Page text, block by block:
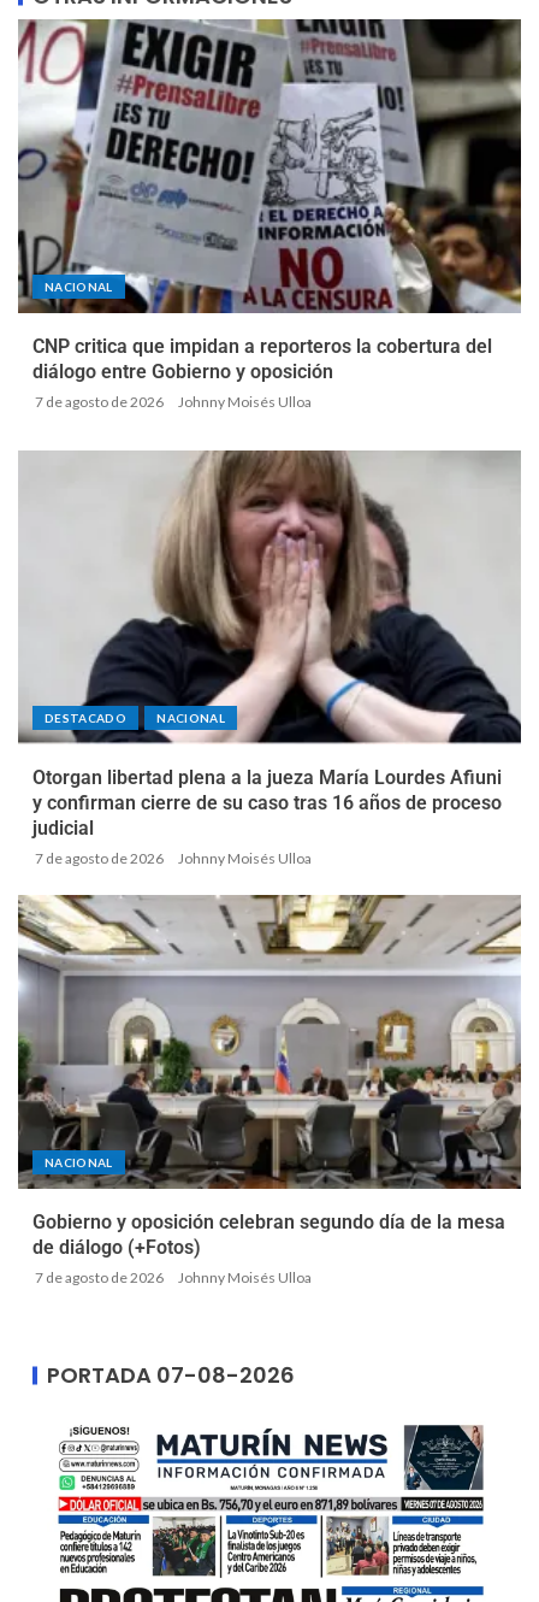
NACIONAL
CNP critica que impidan a reporteros la cobertura del
diálogo entre Gobierno y oposición
7 de agosto de 2026 Johnny Moisés Ulloa
DESTACADO NACIONAL
Otorgan libertad plena a la jueza María Lourdes Afiuni
y confirman cierre de su caso tras 16 años de proceso
judicial
7 de agosto de 2026 Johnny Moisés Ulloa
NACIONAL
Gobierno y oposición celebran segundo día de la mesa
de diálogo (+Fotos)
7 de agosto de 2026 Johnny Moisés Ulloa
PORTADA 07-08-2026